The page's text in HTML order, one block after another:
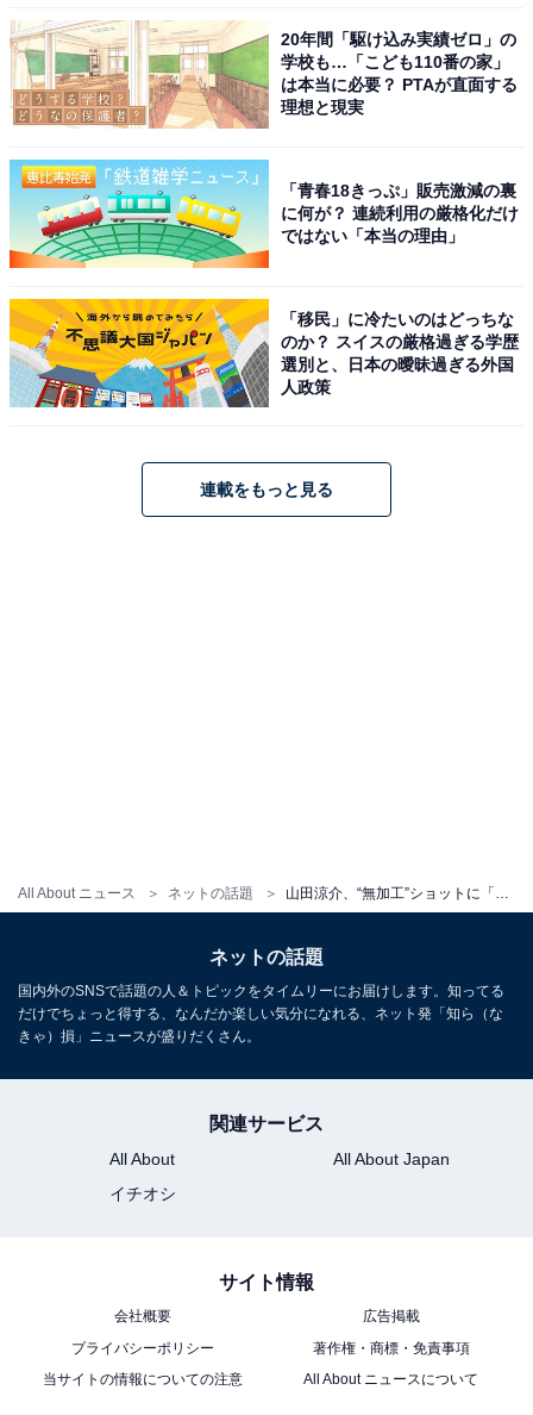
All About ニュース ネットの話題 山田涼介、“無加工”ショットに「加工より、無加工の方がいいとか、なんなん」「2次元よりイケメンなのやば」と反響！
20年間「駆け込み実績ゼロ」の
学校も…「こども110番の家」
は本当に必要？ PTAが直面する
理想と現実
「青春18きっぷ」販売激減の裏
に何が？ 連続利用の厳格化だけ
ではない「本当の理由」
「移民」に冷たいのはどっちな
のか？ スイスの厳格過ぎる学歴
選別と、日本の曖昧過ぎる外国
人政策
連載をもっと見る
ネットの話題
国内外のSNSで話題の人＆トピックをタイムリーにお届けします。知ってる
だけでちょっと得する、なんだか楽しい気分になれる、ネット発「知ら（な
きゃ）損」ニュースが盛りだくさん。
関連サービス
All About
All About Japan
イチオシ
サイト情報
会社概要
広告掲載
プライバシーポリシー
著作権・商標・免責事項
当サイトの情報についての注意
All About ニュースについて